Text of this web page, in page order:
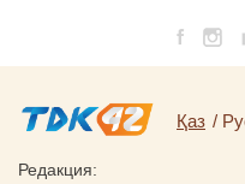
Қаз
Редакция: